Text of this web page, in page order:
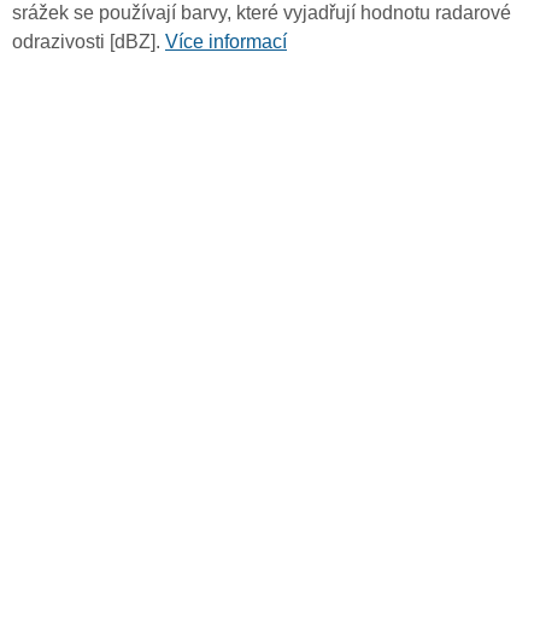
srážek se používají barvy, které vyjadřují hodnotu radarové
odrazivosti [dBZ]. Více informací